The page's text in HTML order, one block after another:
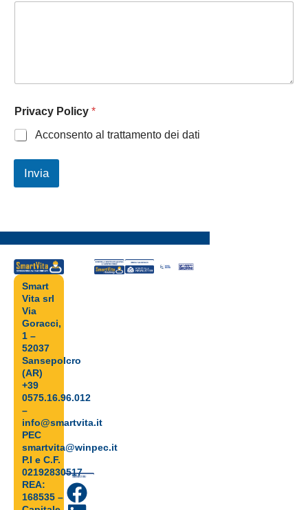
Privacy Policy *
Acconsento al trattamento dei dati
Invia
Smart
Vita srl
Via
Goracci,
1 –
52037
Sansepolcro
(AR)
+39
0575.16.96.012
–
info@smartvita.it
PEC
smartvita@winpec.it
P.I e C.F.
02192830517
REA:
168535 –